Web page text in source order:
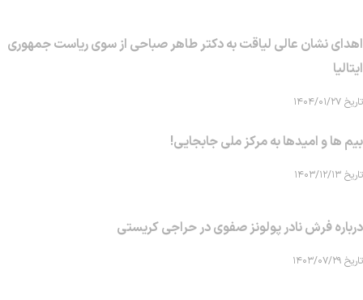
اهدای نشان عالی لیاقت به دکتر طاهر صباحی از سوی ریاست جمهوری
ایتالیا
تاریخ ۱۴۰۴/۰۱/۲۷
بیم ها و امیدها به مرکز ملی جابجایی!
تاریخ ۱۴۰۳/۱۲/۱۳
درباره فرش نادر پولونز صفوی در حراجی کریستی
تاریخ ۱۴۰۳/۰۷/۲۹